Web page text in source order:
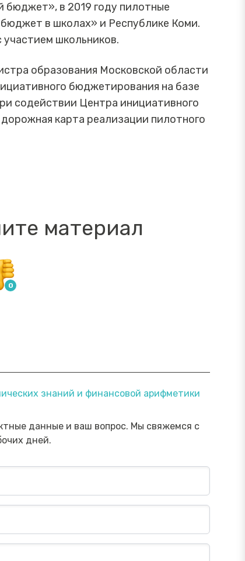
бюджет», в 2019 году пилотные
в школах» и Республике Коми.
школьников.
образования Московской области
бюджетирования на базе
содействии Центра инициативного
карта реализации пилотного
материал
знаний и финансовой арифметики
данные и ваш вопрос. Мы свяжемся с
дней.
помогут обезопасить
Посмотреть→
научить